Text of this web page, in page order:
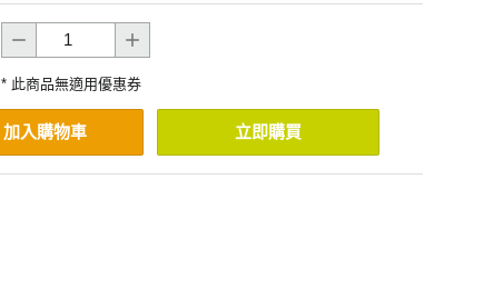
* 此商品無適用優惠券
加入購物車 立即購買